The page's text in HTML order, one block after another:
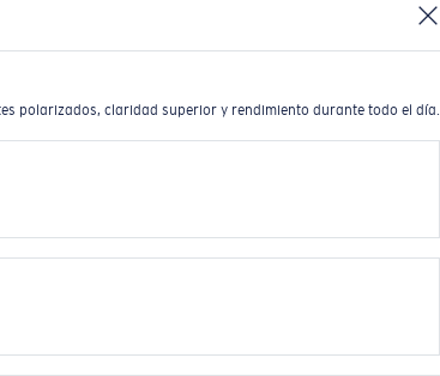
polarizados, claridad superior y rendimiento durante todo el día.